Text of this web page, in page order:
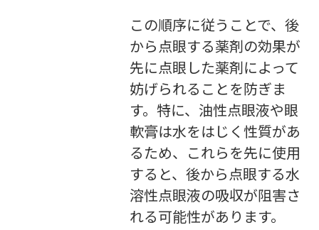
この順序に従うことで、後
から点眼する薬剤の効果が
先に点眼した薬剤によって
妨げられることを防ぎま
す。特に、油性点眼液や眼
軟膏は水をはじく性質があ
るため、これらを先に使用
すると、後から点眼する水
溶性点眼液の吸収が阻害さ
れる可能性があります。